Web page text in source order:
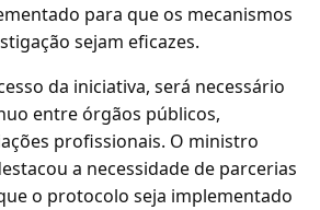
para que os mecanismos
sejam eficazes.
da iniciativa, será necessário
entre órgãos públicos,
profissionais. O ministro
a necessidade de parcerias
o protocolo seja implementado